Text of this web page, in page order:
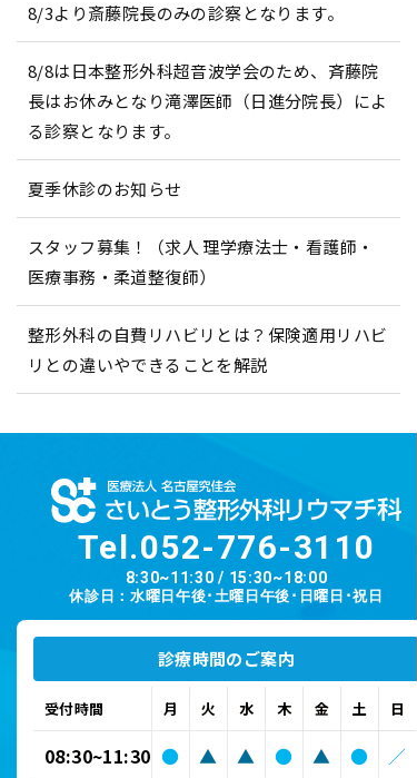
8/3より斎藤院長のみの診察となります。
8/8は日本整形外科超音波学会のため、斉藤院
長はお休みとなり滝澤医師（日進分院長）によ
る診察となります。
夏季休診のお知らせ
スタッフ募集！（求人 理学療法士・看護師・
医療事務・柔道整復師）
整形外科の自費リハビリとは？保険適用リハビ
リとの違いやできることを解説
Tel.052-776-3110
8:30~11:30 / 15:30~18:00
休診日：水曜日午後･土曜日午後･日曜日･祝日
診療時間のご案内
受付時間 月 火 水 木 金 土 日
08:30~11:30 ● ▲ ▲ ● ▲ ●
／